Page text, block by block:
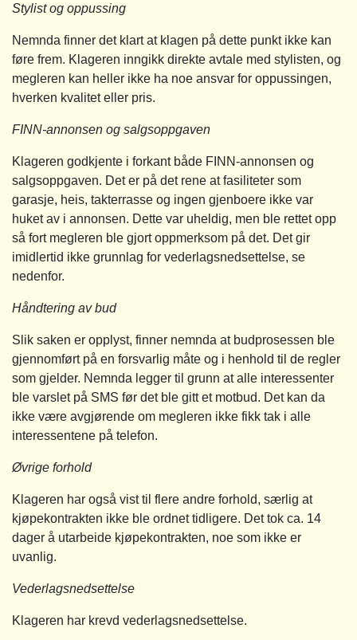
Stylist og oppussing
Nemnda finner det klart at klagen på dette punkt ikke kan
føre frem. Klageren inngikk direkte avtale med stylisten, og
megleren kan heller ikke ha noe ansvar for oppussingen,
hverken kvalitet eller pris.
FINN-annonsen og salgsoppgaven
Klageren godkjente i forkant både FINN-annonsen og
salgsoppgaven. Det er på det rene at fasiliteter som
garasje, heis, takterrasse og ingen gjenboere ikke var
huket av i annonsen. Dette var uheldig, men ble rettet opp
så fort megleren ble gjort oppmerksom på det. Det gir
imidlertid ikke grunnlag for vederlagsnedsettelse, se
nedenfor.
Håndtering av bud
Slik saken er opplyst, finner nemnda at budprosessen ble
gjennomført på en forsvarlig måte og i henhold til de regler
som gjelder. Nemnda legger til grunn at alle interessenter
ble varslet på SMS før det ble gitt et motbud. Det kan da
ikke være avgjørende om megleren ikke fikk tak i alle
interessentene på telefon.
Øvrige forhold
Klageren har også vist til flere andre forhold, særlig at
kjøpekontrakten ikke ble ordnet tidligere. Det tok ca. 14
dager å utarbeide kjøpekontrakten, noe som ikke er
uvanlig.
Vederlagsnedsettelse
Klageren har krevd vederlagsnedsettelse.